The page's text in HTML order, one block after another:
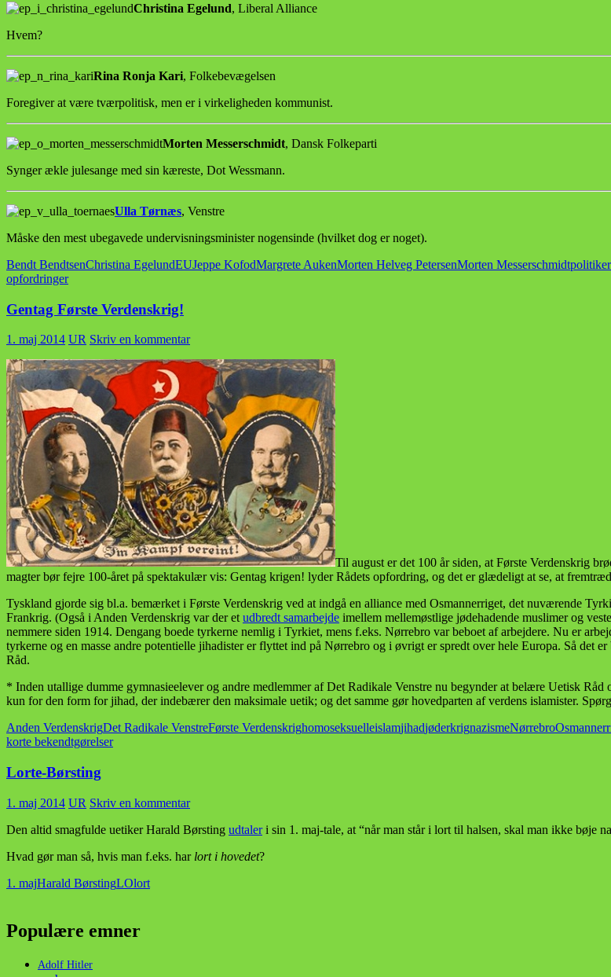
Christina Egelund, Liberal Alliance
Hvem?
Rina Ronja Kari, Folkebevægelsen
Foregiver at være tværpolitisk, men er i virkeligheden kommunist.
Morten Messerschmidt, Dansk Folkeparti
Synger ækle julesange med sin kæreste, Dot Wessmann.
Ulla Tørnæs, Venstre
Måske den mest ubegavede undervisningsminister nogensinde (hvilket dog er noget).
Bendt BendtsenChristina EgelundEUJeppe KofodMargrete AukenMorten Helveg PetersenMorten Messerschmidt
opfordringer
Gentag Første Verdenskrig!
1. maj 2014 UR Skriv en kommentar
Til august er det 100 år siden, at Første Verdenskrig
magter bør fejre 100-året på spektakulær vis: Gentag krigen! lyder Rådets opfordring, og det er glædeligt at se, at
Tyskland gjorde sig bl.a. bemærket i Første Verdenskrig ved at indgå en alliance med Osmannerriget, det nuværende
Frankrig. (Også i Anden Verdenskrig var der et udbredt samarbejde imellem mellemøstlige jødehadende muslimer og
nemmere siden 1914. Dengang boede tyrkerne nemlig i Tyrkiet, mens f.eks. Nørrebro var beboet af arbejdere. Nu er
tyrkerne og en masse andre potentielle jihadister er flyttet ind på Nørrebro og i øvrigt er spredt over hele Europa. Så det
Råd.
* Inden utallige dumme gymnasieelever og andre medlemmer af Det Radikale Venstre nu begynder at belære Uetisk
kun for den form for jihad, der indebærer den maksimale uetik; og det samme gør hovedparten af verdens islamister.
Anden VerdenskrigDet Radikale VenstreFørste VerdenskrighomoseksuelleislamjihadjøderkrignazismeNørrebro
korte bekendtgørelser
Lorte-Børsting
1. maj 2014 UR Skriv en kommentar
Den altid smagfulde uetiker Harald Børsting udtaleri sin 1. maj-tale, at “når man står i lort til halsen, skal man ikke bøje
Hvad gør man så, hvis man f.eks. har lort i hovedet?
1. majHarald BørstingLOlort
Populære emner
Adolf Hitler